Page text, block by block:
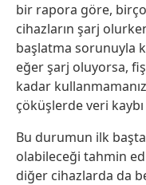
bir rapora göre,
cihazların şarj
başlatma sorunuyla
eğer şarj oluyorsa,
kadar
çöküşlerde veri
Bu durumun ilk
olabileceği tahmin
diğer cihazlarda da